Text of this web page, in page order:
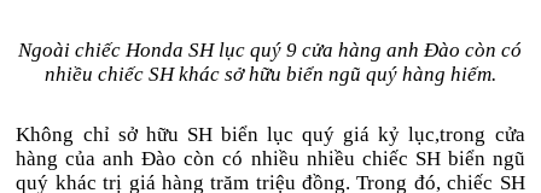
Ngoài chiếc Honda SH lục quý 9 cửa hàng anh Đào còn có
nhiều chiếc SH khác sở hữu biển ngũ quý hàng hiếm.
Không chỉ sở hữu SH biển lục quý giá kỷ lục,trong cửa
hàng của anh Đào còn có nhiều nhiều chiếc SH biển ngũ
quý khác trị giá hàng trăm triệu đồng. Trong đó, chiếc SH